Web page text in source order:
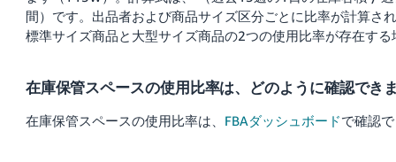
間）です。出品者および商品サイズ区分ごとに比率が計算さ
標準サイズ商品と大型サイズ商品の2つの使用比率が存在す
在庫保管スペースの使用比率は、どのように確認でき
在庫保管スペースの使用比率は、 FBAダッシュボードで確認